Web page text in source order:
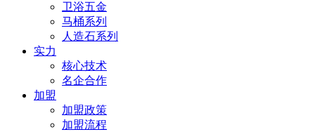
卫浴五金
马桶系列
人造石系列
实力
核心技术
名企合作
加盟
加盟政策
加盟流程